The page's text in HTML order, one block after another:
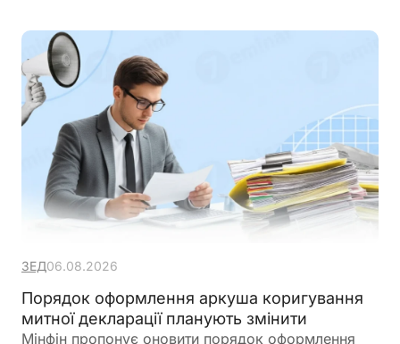
ЗЕД06.08.2026
Порядок оформлення аркуша коригування
митної декларації планують змінити
Мінфін пропонує оновити порядок оформлення